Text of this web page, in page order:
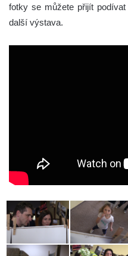
fotky se můžete přijít
další výstava.